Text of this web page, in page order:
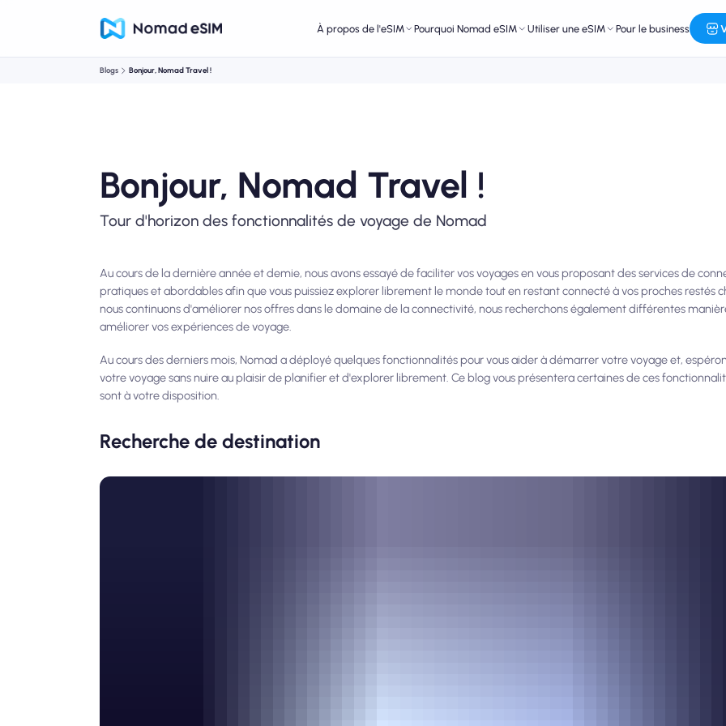
À propos de l'eSIM Pourquoi Nomad eSIM Utiliser une eSIM Pour le business
Blogs Bonjour, Nomad Travel !
Bonjour, Nomad Travel !
Tour d'horizon des fonctionnalités de voyage de Nomad
Au cours de la dernière année et demie, nous avons essayé de faciliter vos voyages en vous proposant des services de
pratiques et abordables afin que vous puissiez explorer librement le monde tout en restant connecté à vos proches restés
nous continuons d'améliorer nos offres dans le domaine de la connectivité, nous recherchons également différentes
améliorer vos expériences de voyage.
Au cours des derniers mois, Nomad a déployé quelques fonctionnalités pour vous aider à démarrer votre voyage et,
votre voyage sans nuire au plaisir de planifier et d'explorer librement. Ce blog vous présentera certaines de ces
sont à votre disposition.
Recherche de destination